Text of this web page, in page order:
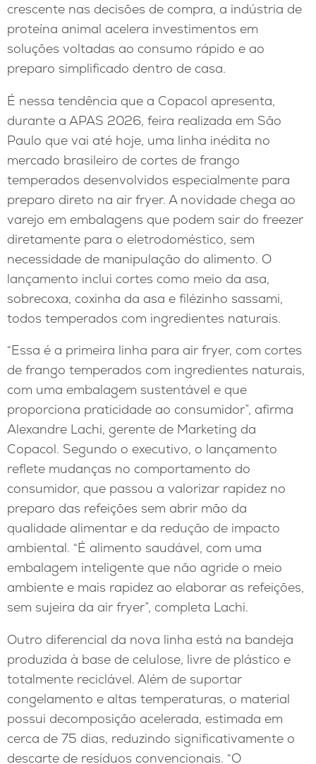
crescente nas decisões de compra, a indústria de
proteína animal acelera investimentos em
soluções voltadas ao consumo rápido e ao
preparo simplificado dentro de casa.
É nessa tendência que a Copacol apresenta,
durante a APAS 2026, feira realizada em São
Paulo que vai até hoje, uma linha inédita no
mercado brasileiro de cortes de frango
temperados desenvolvidos especialmente para
preparo direto na air fryer. A novidade chega ao
varejo em embalagens que podem sair do freezer
diretamente para o eletrodoméstico, sem
necessidade de manipulação do alimento. O
lançamento inclui cortes como meio da asa,
sobrecoxa, coxinha da asa e filézinho sassami,
todos temperados com ingredientes naturais.
“Essa é a primeira linha para air fryer, com cortes
de frango temperados com ingredientes naturais,
com uma embalagem sustentável e que
proporciona praticidade ao consumidor”, afirma
Alexandre Lachi, gerente de Marketing da
Copacol. Segundo o executivo, o lançamento
reflete mudanças no comportamento do
consumidor, que passou a valorizar rapidez no
preparo das refeições sem abrir mão da
qualidade alimentar e da redução de impacto
ambiental. “É alimento saudável, com uma
embalagem inteligente que não agride o meio
ambiente e mais rapidez ao elaborar as refeições,
sem sujeira da air fryer”, completa Lachi.
Outro diferencial da nova linha está na bandeja
produzida à base de celulose, livre de plástico e
totalmente reciclável. Além de suportar
congelamento e altas temperaturas, o material
possui decomposição acelerada, estimada em
cerca de 75 dias, reduzindo significativamente o
descarte de resíduos convencionais. “O